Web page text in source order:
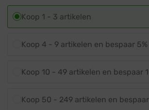
Koop 1 - 3 artikelen
Koop 4 - 9 artikelen en bespaar 5%
Koop 10 - 49 artikelen en bespaar
Koop 50 - 249 artikelen en bespaar